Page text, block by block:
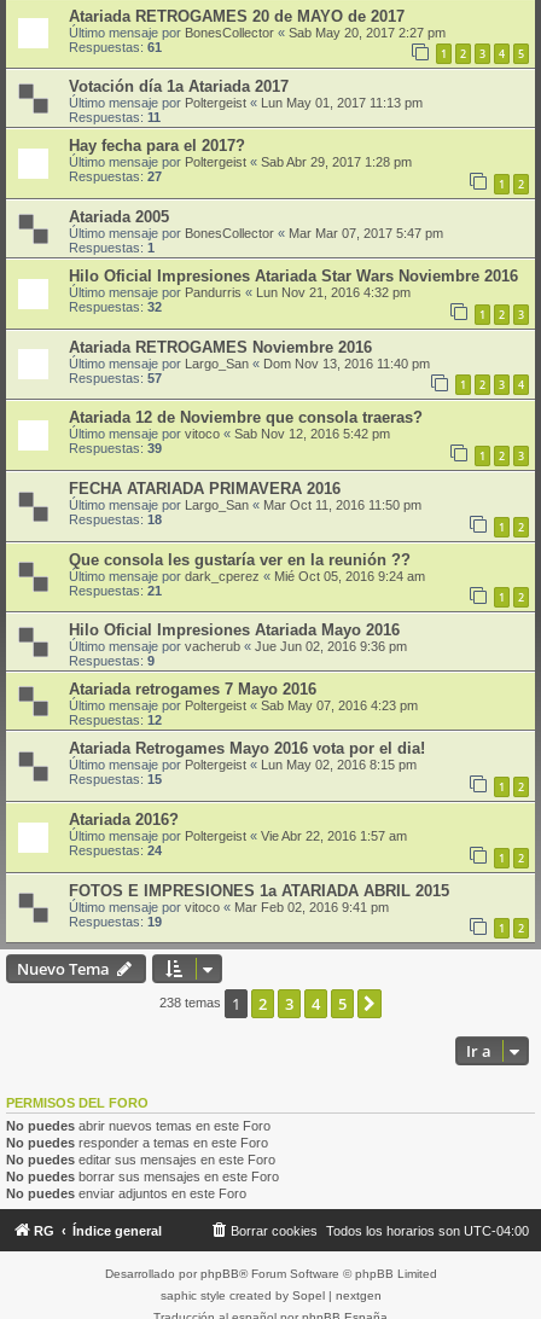
Atariada RETROGAMES 20 de MAYO de 2017
Último mensaje por BonesCollector « Sab May 20, 2017 2:27 pm
Respuestas: 61 1 2 3 4 5
Votación día 1a Atariada 2017
Último mensaje por Poltergeist «
Lun May 01, 2017 11:13 pm
Respuestas: 11
Hay fecha para el 2017?
Último mensaje por Poltergeist « Sab Abr 29, 2017 1:28 pm
Respuestas: 27 1 2
Atariada 2005
Último mensaje por BonesCollector « Mar Mar 07, 2017 5:47 pm
Respuestas: 1
Hilo Oficial Impresiones Atariada Star Wars Noviembre 2016
Último mensaje por Pandurris « Lun Nov 21, 2016 4:32 pm
Respuestas: 32 1 2 3
Atariada RETROGAMES Noviembre 2016
Último mensaje por Largo_San « Dom Nov 13, 2016 11:40 pm
Respuestas: 57 1 2 3 4
Atariada 12 de Noviembre que consola traeras?
Último mensaje por vitoco « Sab Nov 12, 2016 5:42 pm
Respuestas: 39 1 2 3
FECHA ATARIADA PRIMAVERA 2016
Último mensaje por Largo_San « Mar Oct 11, 2016 11:50 pm
Respuestas: 18 1 2
Que consola les gustaría ver en la reunión ??
Último mensaje por dark_cperez « Mié Oct 05, 2016 9:24 am
Respuestas: 21 1 2
Hilo Oficial Impresiones Atariada Mayo 2016
Último mensaje por vacherub « Jue Jun 02, 2016 9:36 pm
Respuestas: 9
Atariada retrogames 7 Mayo 2016
Último mensaje por Poltergeist « Sab May 07, 2016 4:23 pm
Respuestas: 12
Atariada Retrogames Mayo 2016 vota por el dia!
Último mensaje por Poltergeist «
Lun May 02, 2016 8:15 pm
Respuestas: 15 1 2
Atariada 2016?
Último mensaje por Poltergeist « Vie Abr 22, 2016 1:57 am
Respuestas: 24 1 2
FOTOS E IMPRESIONES 1a ATARIADA ABRIL 2015
Último mensaje por vitoco « Mar Feb 02, 2016 9:41 pm
Respuestas: 19 1 2
Nuevo Tema
238 temas 1 2 3 4 5
Ir a
PERMISOS DEL FORO
No puedes abrir nuevos temas en este Foro
No puedes responder a temas en este Foro
No puedes editar sus mensajes en este Foro
No puedes borrar sus mensajes en este Foro
No puedes enviar adjuntos en este Foro
RG Índice general Todos los horarios son UTC-04:00
Borrar cookies
Desarrollado por phpBB® Forum Software © phpBB Limited
saphic style created by Sopel| nextgen